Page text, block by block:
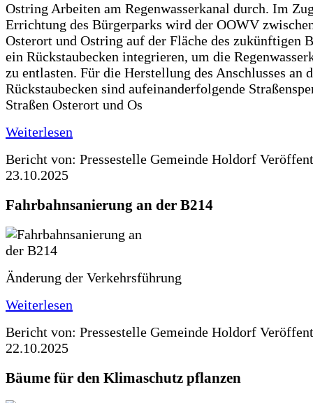
Ostring Arbeiten am Regenwasserkanal durch. Im
Errichtung des Bürgerparks wird der OOWV
Osterort und Ostring auf der Fläche des zukünftigen
ein Rückstaubecken integrieren, um die
zu entlasten. Für die Herstellung des Anschlusses an
Rückstaubecken sind aufeinanderfolgende
Straßen Osterort und Os
Weiterlesen
Bericht von: Pressestelle Gemeinde Holdorf
23.10.2025
Fahrbahnsanierung an der B214
Änderung der Verkehrsführung
Weiterlesen
Bericht von: Pressestelle Gemeinde Holdorf
22.10.2025
Bäume für den Klimaschutz pflanzen